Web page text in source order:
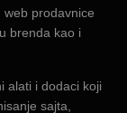
web prodavnice
brenda kao i
alati i dodaci koji
sajta,